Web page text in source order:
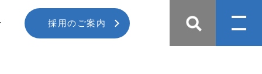
採用のご案内